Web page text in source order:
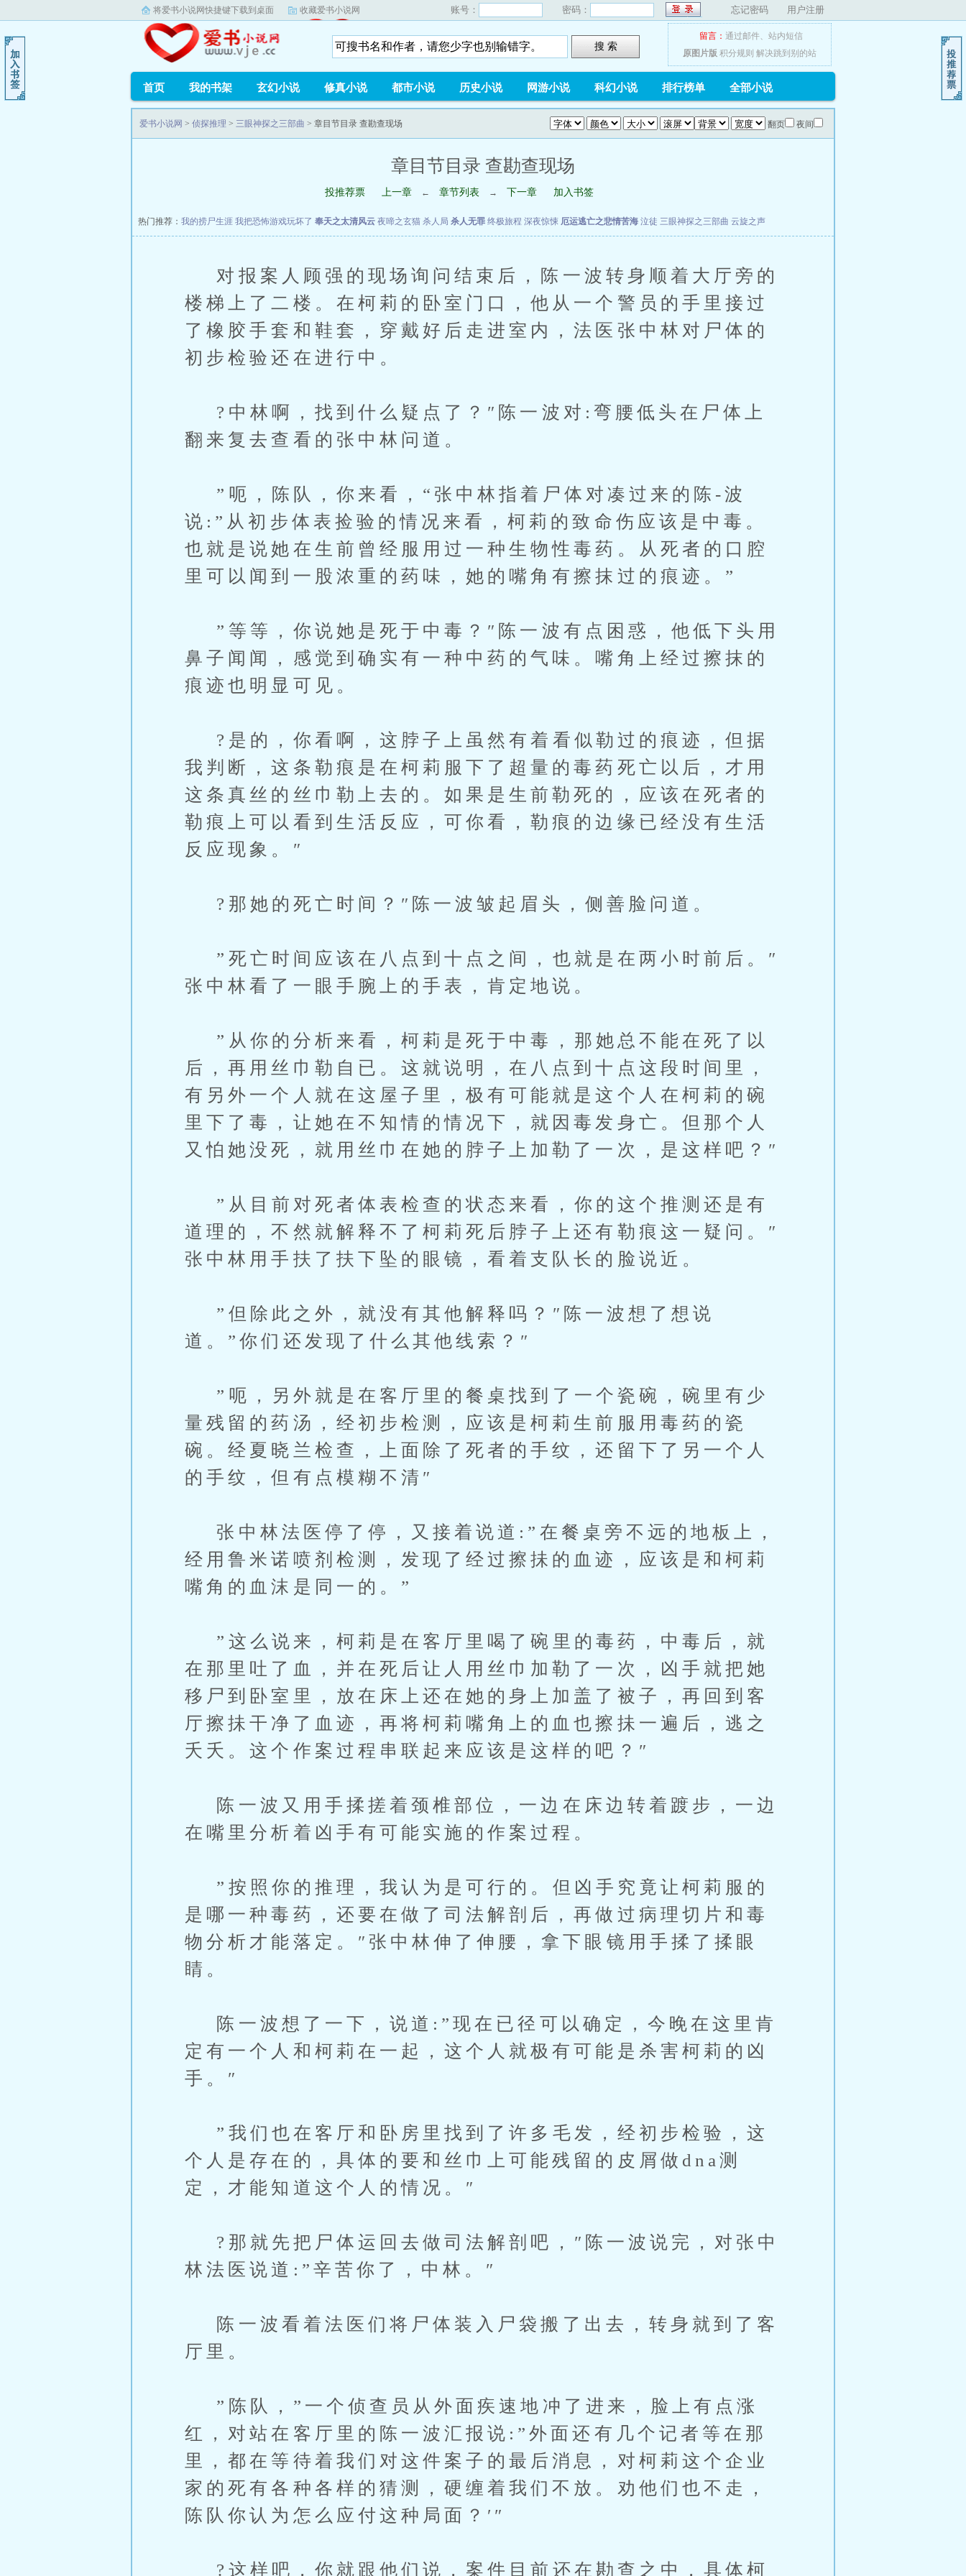
将爱书小说网快捷键下载到桌面 收藏爱书小说网 账号： 密码： 忘记密码 用户注册
搜 索
留言： 通过邮件、 站内短信
原图片版 积分规则 解决跳到别的站
首页 我的书架 玄幻小说 修真小说 都市小说 历史小说 网游小说 科幻小说 排行榜单 全部小说
翻页 夜间
爱书小说网 > 侦探推理 > 三眼神探之三部曲 > 章目节目录 查勘查现场
章目节目录 查勘查现场
投推荐票 上一章 ← 章节列表 → 下一章 加入书签
热门推荐： 我的捞尸生涯 我把恐怖游戏玩坏了 奉天之太清风云 夜啼之玄猫 杀人局 杀人无罪 终极旅程 深夜惊悚 厄运逃亡之悲情苦海 泣徒 三眼神探之三部曲 云旋之声
对报案人顾强的现场询问结束后，陈一波转身顺着大厅旁的
楼梯上了二楼。在柯莉的卧室门口，他从一个警员的手里接过
了橡胶手套和鞋套，穿戴好后走进室内，法医张中林对尸体的
初步检验还在进行中。
?中林啊，找到什么疑点了？″陈一波对:弯腰低头在尸体上
翻来复去查看的张中林问道。
”呃，陈队，你来看，“张中林指着尸体对凑过来的陈-波
说:”从初步体表捡验的情况来看，柯莉的致命伤应该是中毒。
也就是说她在生前曾经服用过一种生物性毒药。从死者的口腔
里可以闻到一股浓重的药味，她的嘴角有擦抹过的痕迹。”
”等等，你说她是死于中毒？″陈一波有点困惑，他低下头用
鼻子闻闻，感觉到确实有一种中药的气味。嘴角上经过擦抹的
痕迹也明显可见。
?是的，你看啊，这脖子上虽然有着看似勒过的痕迹，但据
我判断，这条勒痕是在柯莉服下了超量的毒药死亡以后，才用
这条真丝的丝巾勒上去的。如果是生前勒死的，应该在死者的
勒痕上可以看到生活反应，可你看，勒痕的边缘已经没有生活
反应现象。″
?那她的死亡时间？″陈一波皱起眉头，侧善脸问道。
”死亡时间应该在八点到十点之间，也就是在两小时前后。″
张中林看了一眼手腕上的手表，肯定地说。
”从你的分析来看，柯莉是死于中毒，那她总不能在死了以
后，再用丝巾勒自已。这就说明，在八点到十点这段时间里，
有另外一个人就在这屋子里，极有可能就是这个人在柯莉的碗
里下了毒，让她在不知情的情况下，就因毒发身亡。但那个人
又怕她没死，就用丝巾在她的脖子上加勒了一次，是这样吧？″
”从目前对死者体表检查的状态来看，你的这个推测还是有
道理的，不然就解释不了柯莉死后脖子上还有勒痕这一疑问。″
张中林用手扶了扶下坠的眼镜，看着支队长的脸说近。
”但除此之外，就没有其他解释吗？″陈一波想了想说
道。”你们还发现了什么其他线索？″
”呃，另外就是在客厅里的餐桌找到了一个瓷碗，碗里有少
量残留的药汤，经初步检测，应该是柯莉生前服用毒药的瓷
碗。经夏晓兰检查，上面除了死者的手纹，还留下了另一个人
的手纹，但有点模糊不清″
张中林法医停了停，又接着说道:”在餐桌旁不远的地板上，
经用鲁米诺喷剂检测，发现了经过擦抺的血迹，应该是和柯莉
嘴角的血沫是同一的。”
”这么说来，柯莉是在客厅里喝了碗里的毒药，中毒后，就
在那里吐了血，并在死后让人用丝巾加勒了一次，凶手就把她
移尸到卧室里，放在床上还在她的身上加盖了被子，再回到客
厅擦抺干净了血迹，再将柯莉嘴角上的血也擦抺一遍后，逃之
夭夭。这个作案过程串联起来应该是这样的吧？″
陈一波又用手揉搓着颈椎部位，一边在床边转着踱步，一边
在嘴里分析着凶手有可能实施的作案过程。
”按照你的推理，我认为是可行的。但凶手究竟让柯莉服的
是哪一种毒药，还要在做了司法解剖后，再做过病理切片和毒
物分析才能落定。″张中林伸了伸腰，拿下眼镜用手揉了揉眼
睛。
陈一波想了一下，说道:”现在已径可以确定，今晚在这里肯
定有一个人和柯莉在一起，这个人就极有可能是杀害柯莉的凶
手。″
”我们也在客厅和卧房里找到了许多毛发，经初步检验，这
个人是存在的，具体的要和丝巾上可能残留的皮屑做dna测
定，才能知道这个人的情况。″
?那就先把尸体运回去做司法解剖吧，″陈一波说完，对张中
林法医说道:”辛苦你了，中林。″
陈一波看着法医们将尸体装入尸袋搬了出去，转身就到了客
厅里。
”陈队，”一个侦查员从外面疾速地冲了进来，脸上有点涨
红，对站在客厅里的陈一波汇报说:”外面还有几个记者等在那
里，都在等待着我们对这件案子的最后消息，对柯莉这个企业
家的死有各种各样的猜测，硬缠着我们不放。劝他们也不走，
陈队你认为怎么应付这种局面？′″
?这样吧，你就跟他们说，案件目前还在勘查之中，具体柯